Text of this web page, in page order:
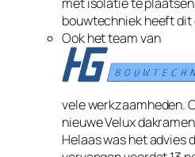
bouwtechniek heeft
Ook het team van
vele werkzaamheden.
nieuwe Velux
Helaas was het advies